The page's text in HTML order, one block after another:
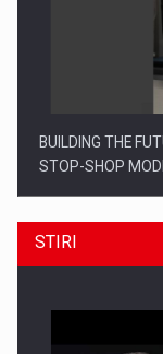
BUILDING THE
STOP-SHOP
STIRI